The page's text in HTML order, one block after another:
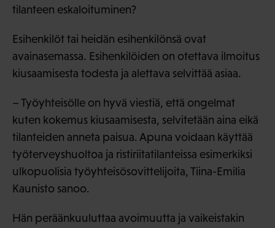
tilanteen eskaloituminen?
Esihenkilöt tai heidän esihenkilönsä ovat
avainasemassa. Esihenkilöiden on otettava ilmoitus
kiusaamisesta todesta ja alettava selvittää asiaa.
– Työyhteisölle on hyvä viestiä, että ongelmat
kuten kokemus kiusaamisesta, selvitetään aina eikä
tilanteiden anneta paisua. Apuna voidaan käyttää
työterveyshuoltoa ja ristiriitatilanteissa esimerkiksi
ulkopuolisia työyhteisösovittelijoita, Tiina-Emilia
Kaunisto sanoo.
Hän peräänkuuluttaa avoimuutta ja vaikeistakin